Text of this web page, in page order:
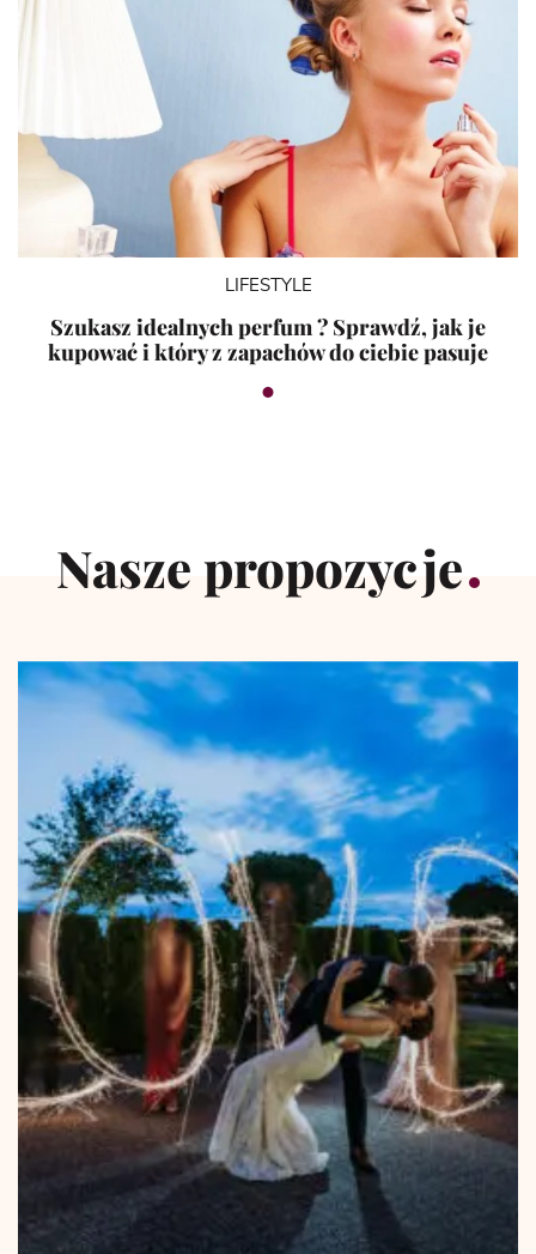
LIFESTYLE
Szukasz idealnych perfum ? Sprawdź, jak je
kupować i który z zapachów do ciebie pasuje
Nasze propozycje